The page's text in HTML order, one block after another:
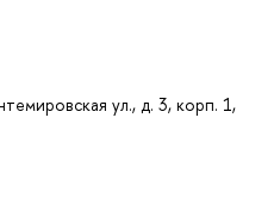
ул., д. 3, корп. 1,